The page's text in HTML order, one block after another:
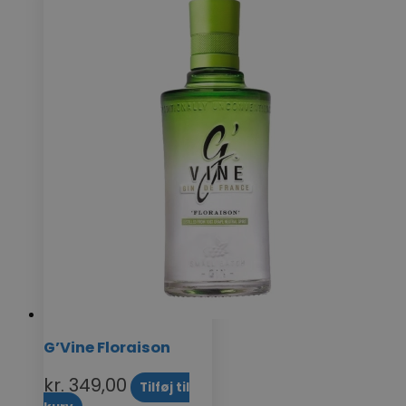
G’Vine Floraison
kr. 349,00
Tilføj til